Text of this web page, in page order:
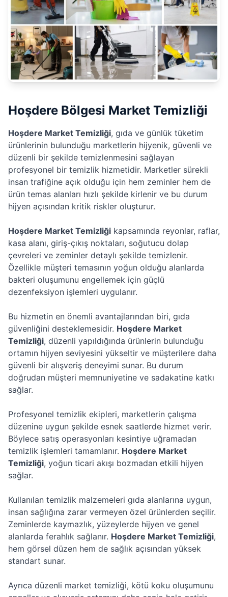
Hoşdere Bölgesi Market Temizliği
Hoşdere Market Temizliği, gıda ve günlük tüketim
ürünlerinin bulunduğu marketlerin hijyenik, güvenli ve
düzenli bir şekilde temizlenmesini sağlayan
profesyonel bir temizlik hizmetidir. Marketler sürekli
insan trafiğine açık olduğu için hem zeminler hem de
ürün temas alanları hızlı şekilde kirlenir ve bu durum
hijyen açısından kritik riskler oluşturur.
Hoşdere Market Temizliği kapsamında reyonlar, raflar,
kasa alanı, giriş-çıkış noktaları, soğutucu dolap
çevreleri ve zeminler detaylı şekilde temizlenir.
Özellikle müşteri temasının yoğun olduğu alanlarda
bakteri oluşumunu engellemek için güçlü
dezenfeksiyon işlemleri uygulanır.
Bu hizmetin en önemli avantajlarından biri, gıda
güvenliğini desteklemesidir. Hoşdere Market
Temizliği, düzenli yapıldığında ürünlerin bulunduğu
ortamın hijyen seviyesini yükseltir ve müşterilere daha
güvenli bir alışveriş deneyimi sunar. Bu durum
doğrudan müşteri memnuniyetine ve sadakatine katkı
sağlar.
Profesyonel temizlik ekipleri, marketlerin çalışma
düzenine uygun şekilde esnek saatlerde hizmet verir.
Böylece satış operasyonları kesintiye uğramadan
temizlik işlemleri tamamlanır. Hoşdere Market
Temizliği, yoğun ticari akışı bozmadan etkili hijyen
sağlar.
Kullanılan temizlik malzemeleri gıda alanlarına uygun,
insan sağlığına zarar vermeyen özel ürünlerden seçilir.
Zeminlerde kaymazlık, yüzeylerde hijyen ve genel
alanlarda ferahlık sağlanır. Hoşdere Market Temizliği,
hem görsel düzen hem de sağlık açısından yüksek
standart sunar.
Ayrıca düzenli market temizliği, kötü koku oluşumunu